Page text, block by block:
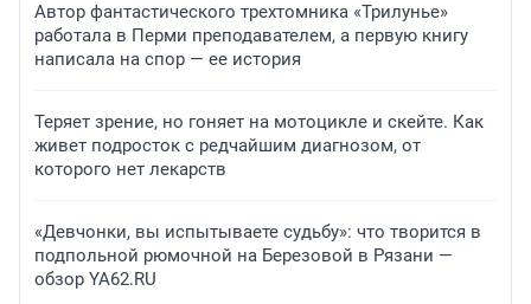
Автор фантастического трехтомника «Трилунье»
работала в Перми преподавателем, а первую книгу
написала на спор — ее история
Теряет зрение, но гоняет на мотоцикле и скейте. Как
живет подросток с редчайшим диагнозом, от
которого нет лекарств
«Девчонки, вы испытываете судьбу»: что творится в
подпольной рюмочной на Березовой в Рязани —
обзор YA62.RU